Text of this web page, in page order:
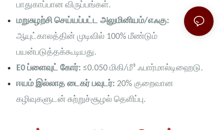
பாதுகாப்பான விருப்பங்கள்.
மறுசுழற்சி செய்யப்பட்ட அலுமினியம்/எஃகு:
ஆயுட்காலத்தின் முடிவில் 100% மீண்டும்
பயன்படுத்தக்கூடியது.
E0 ப்ளைவுட் கோர்: ≤0.050 மிகி/மீ³ ஃபார்மால்டிஹைடு.
ஈயம் இல்லாத டைகர் பவுடர்: 20% குறைவான
கழிவுகளுடன் சுற்றுச்சூழல் தெளிப்பு.